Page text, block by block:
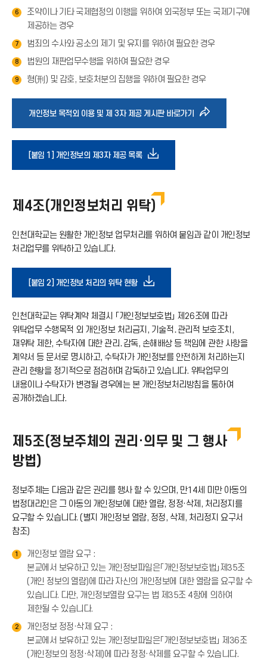
6
조약이나 기타 국제협정의 이행을 위하여 외국정부 또는 국제기구에
제공하는 경우
7 범죄의 수사와 공소의 제기 및 유지를 위하여 필요한 경우
8 법원의 재판업무수행을 위하여 필요한 경우
9 형(刑) 및 감호, 보호처분의 집행을 위하여 필요한 경우
개인정보 목적외 이용 및 제 3자 제공 게시판 바로가기 바
아
[붙임 1] 개인정보의 제3자 제공 목록다
로
콘
제4조(개인정보처리 위탁)
인천대학교는 원활한 개인정보 업무처리를 위하여 붙임과 같이 개인정보
처리업무를 위탁하고 있습니다.
[붙임 2] 개인정보 처리의 위탁 현황다
운
로
드
인천대학교는 위탁계약 체결시 「개인정보보호법」 제26조에 따라
위탁업무 수행목적 외 개인정보 처리금지, 기술적․관리적 보호조치,
재위탁 제한, 수탁자에 대한 관리․감독, 손해배상 등 책임에 관한 사항을
계약서 등 문서로 명시하고, 수탁자가 개인정보를 안전하게 처리하는지
관리 현황을 정기적으로 점검하며 감독하고 있습니다. 위탁업무의
내용이나 수탁자가 변경될 경우에는 본 개인정보처리방침을 통하여
공개하겠습니다.
제5조(정보주체의 권리·의무 및 그 행사
방법)
정보주체는 다음과 같은 권리를 행사 할 수 있으며, 만14세 미만 아동의
법정대리인은 그 아동의 개인정보에 대한 열람, 정정·삭제, 처리정지를
요구할 수 있습니다. (별지 개인정보 열람, 정정, 삭제, 처리정지 요구서
참조)
1
개인정보 열람 요구 :
본교에서 보유하고 있는 개인정보파일은「개인정보보호법」제35조
(개인 정보의 열람)에 따라 자신의 개인정보에 대한 열람을 요구할 수
있습니다. 다만, 개인정보열람 요구는 법 제35조 4항에 의하여
제한될 수 있습니다.
2
개인정보 정정·삭제 요구 :
본교에서 보유하고 있는 개인정보파일은「개인정보보호법」 제36조
(개인정보의 정정·삭제)에 따라 정정·삭제를 요구할 수 있습니다.